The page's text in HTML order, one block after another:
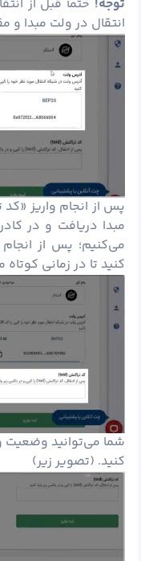
توجه! حتماً قبل از
انتقال در ولت مبدا
پس از انجام واریز
مبدا دریافت و در
می‌کنیم؛ پس از انجام
کنید تا در زمانی
شما می‌توانید وضعیت
کنید. (تصویر زیر)